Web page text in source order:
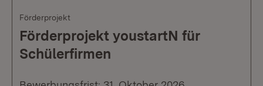
Förderprojekt
Förderprojekt youstartN für
Schülerfirmen